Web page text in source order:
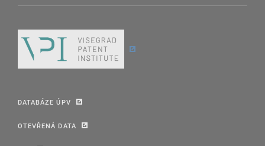
DATABÁZE ÚPV
OTEVŘENÁ DATA